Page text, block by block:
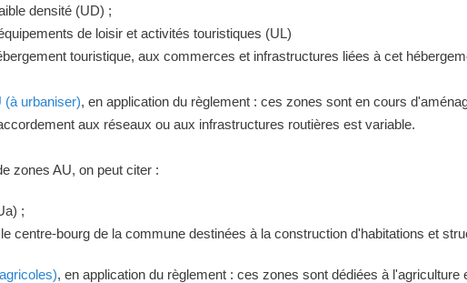
densité (UD) ;
de loisir et activités touristiques (UL)
touristique, aux commerces et infrastructures liées à cet
(à urbaniser), en application du règlement : ces zones sont en cours
aux réseaux ou aux infrastructures routières est variable.
zones AU, on peut citer :
;
centre-bourg de la commune destinées à la construction d'habitations et
, en application du règlement : ces zones sont dédiées à